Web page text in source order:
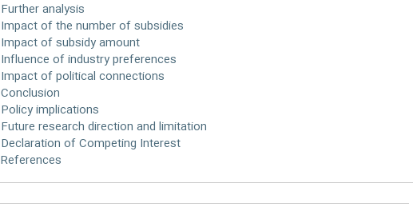
Further analysis
Impact of the number of subsidies
Impact of subsidy amount
Influence of industry preferences
Impact of political connections
Conclusion
Policy implications
Future research direction and limitation
Declaration of Competing Interest
References